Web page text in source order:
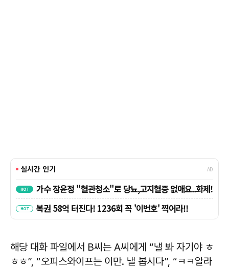
해당 대화 파일에서 B씨는 A씨에게 “낼 봐 자기야 ㅎ
ㅎㅎ”, “오피스와이프는 이만. 낼 봅시다”, “ㅋㅋ알라